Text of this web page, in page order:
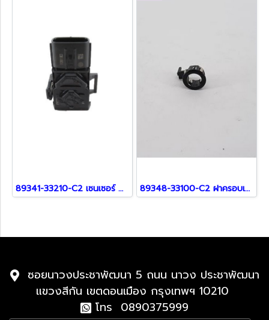
89341-33210-C2 เซนเซอร์ สำหรับ Lexus 89348-33100-C2 ฝาครอบเซ็นเซอร์ สำหรับ Lexus
ซอยนาวงประชาพัฒนา 5 ถนน นาวง ประชาพัฒนา
แขวงสีกัน เขตดอนเมือง กรุงเทพฯ 10210
โทร 0890375999